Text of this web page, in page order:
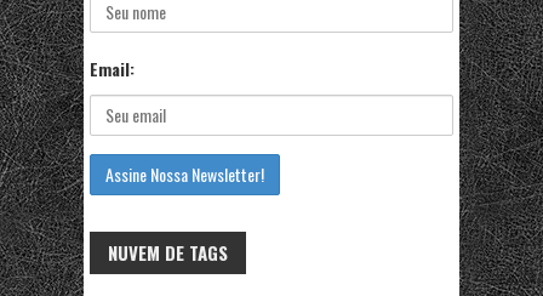
Email:
NUVEM DE TAGS